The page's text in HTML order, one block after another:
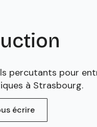
percutants pour
à Strasbourg.
écrire